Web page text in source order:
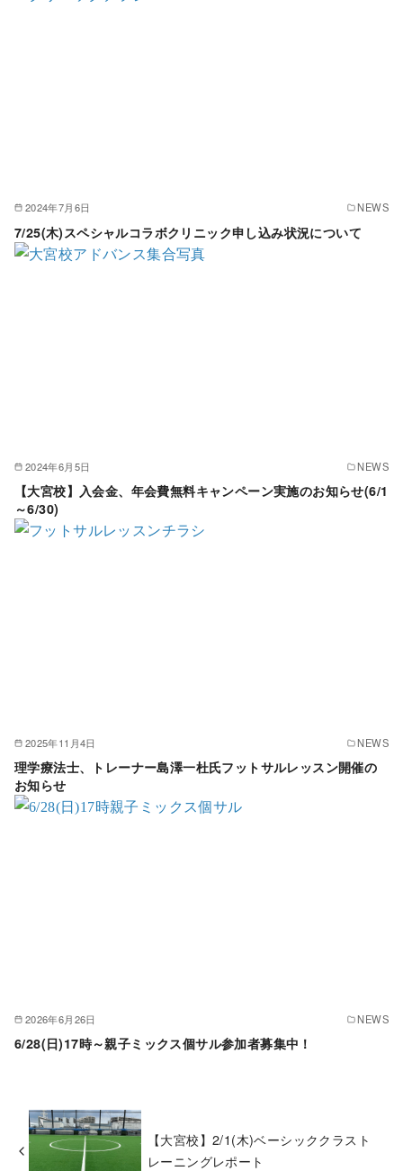
2024年7月6日 NEWS
7/25(木)スペシャルコラボクリニック申し込み状況について
2024年6月5日 NEWS
【大宮校】入会金、年会費無料キャンペーン実施のお知らせ(6/1
～6/30)
2025年11月4日 NEWS
理学療法士、トレーナー島澤一杜氏フットサルレッスン開催の
お知らせ
2026年6月26日 NEWS
6/28(日)17時～親子ミックス個サル参加者募集中！
【大宮校】2/1(木)ベーシッククラスト
レーニングレポート